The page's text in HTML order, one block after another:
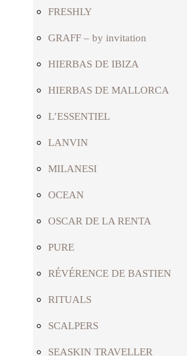
FRESHLY
GRAFF – by invitation
HIERBAS DE IBIZA
HIERBAS DE MALLORCA
L’ESSENTIEL
LANVIN
MILANESI
OCEAN
OSCAR DE LA RENTA
PURE
RÉVÉRENCE DE BASTIEN
RITUALS
SCALPERS
SEASKIN TRAVELLER